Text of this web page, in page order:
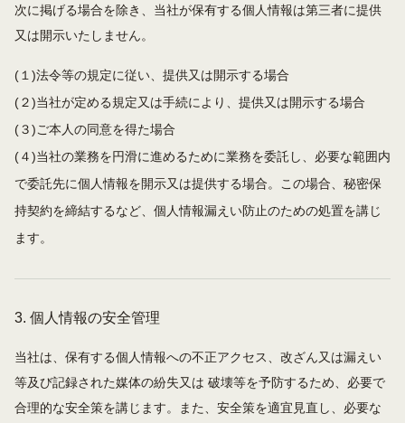
次に掲げる場合を除き、当社が保有する個人情報は第三者に提供
又は開示いたしません。
(１)法令等の規定に従い、提供又は開示する場合
(２)当社が定める規定又は手続により、提供又は開示する場合
(３)ご本人の同意を得た場合
(４)当社の業務を円滑に進めるために業務を委託し、必要な範囲内
で委託先に個人情報を開示又は提供する場合。この場合、秘密保
持契約を締結するなど、個人情報漏えい防止のための処置を講じ
ます。
3. 個人情報の安全管理
当社は、保有する個人情報への不正アクセス、改ざん又は漏えい
等及び記録された媒体の紛失又は 破壊等を予防するため、必要で
合理的な安全策を講じます。また、安全策を適宜見直し、必要な